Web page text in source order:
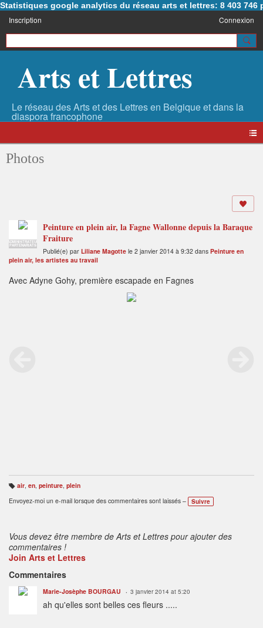
Statistiques google analytics du réseau arts et lettres: 8 403 746
Inscription Connexion
Arts et Lettres
Photos
ADMINISTRATEUR
PARTENARIATS
Peinture en plein air, la Fagne Wallonne depuis la Baraque
Fraiture
Publié(e) par Liliane Magotte le 2 janvier 2014 à 9:32 dans Peinture en
plein air, les artistes au travail
Avec Adyne Gohy, première escapade en Fagnes
B
ali
s
air, en, peinture, plein
Envoyez-moi un e-mail lorsque des commentaires sont laissés –
Suivre
Vous devez être membre de Arts et Lettres pour ajouter des
commentaires !
Join Arts et Lettres
Commentaires
Marie-Josèphe BOURGAU 3 janvier 2014 at 5:20
ah qu'elles sont belles ces fleurs .....